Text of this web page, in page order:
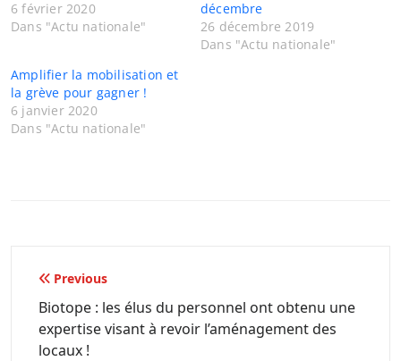
6 février 2020
Dans "Actu nationale"
décembre
26 décembre 2019
Dans "Actu nationale"
Amplifier la mobilisation et
la grève pour gagner !
6 janvier 2020
Dans "Actu nationale"
Navigation
de
l’article
Previous
Biotope : les élus du personnel ont obtenu une
expertise visant à revoir l’aménagement des
locaux !